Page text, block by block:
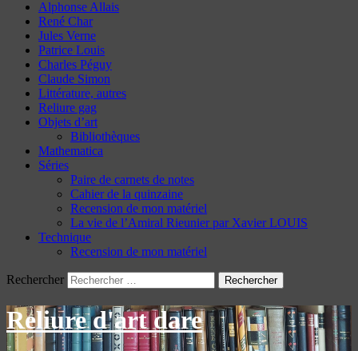
Alphonse Allais
René Char
Jules Verne
Patrice Louis
Charles Péguy
Claude Simon
Littérature, autres
Reliure gag
Objets d’art
Bibliothèques
Mathematica
Séries
Paire de carnets de notes
Cahier de la quinzaine
Recension de mon matériel
La vie de l’Amiral Rieunier par Xavier LOUIS
Technique
Recension de mon matériel
Rechercher
Reliure d'art dare